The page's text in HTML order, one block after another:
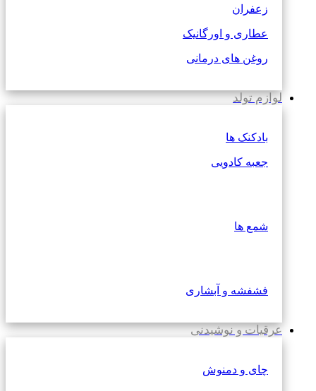
زعفران
عطاری و اورگانیک
روغن های درمانی
لوازم تولد
بادکنک ها
جعبه کادویی
شمع ها
فشفشه و آبشاری
عرقیات و نوشیدنی
چای و دمنوش